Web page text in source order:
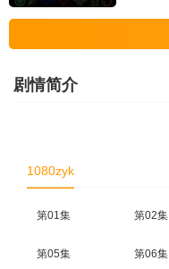
剧情简介
1080zyk
第01集 第02集
第05集 第06集